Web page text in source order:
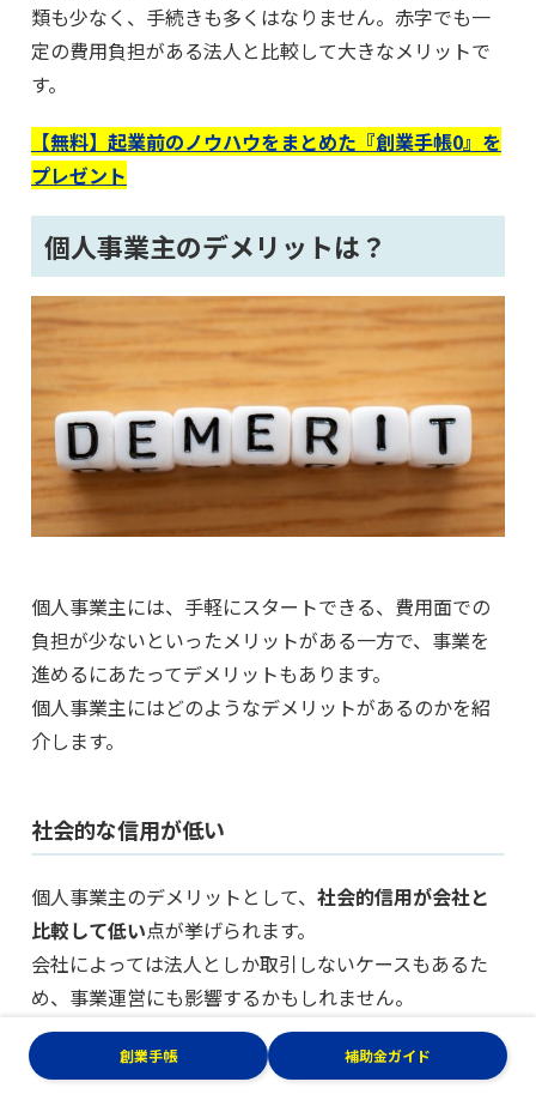
類も少なく、手続きも多くはなりません。赤字でも一
定の費用負担がある法人と比較して大きなメリットで
す。
【無料】起業前のノウハウをまとめた『創業手帳0』を
プレゼント
個人事業主のデメリットは？
個人事業主には、手軽にスタートできる、費用面での
負担が少ないといったメリットがある一方で、事業を
進めるにあたってデメリットもあります。
個人事業主にはどのようなデメリットがあるのかを紹
介します。
社会的な信用が低い
個人事業主のデメリットとして、 社会的信用が会社と
比較して低い点が挙げられます。
会社によっては法人としか取引しないケースもあるた
め、事業運営にも影響するかもしれません。
個人事業主は、生活費と事業資金が明確に区分されて
いない場合もあり、また登記や会計資料の公開義務も
創業手帳 補助金ガイド